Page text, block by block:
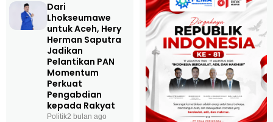
Dari
Lhokseumawe
untuk Aceh, Hery
Herman Saputra
Jadikan
Pelantikan PAN
Momentum
Perkuat
Pengabdian
kepada Rakyat
Politik2 bulan ago